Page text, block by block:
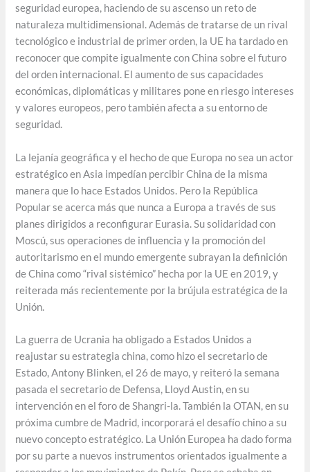
seguridad europea, haciendo de su ascenso un reto de
naturaleza multidimensional. Además de tratarse de un rival
tecnológico e industrial de primer orden, la UE ha tardado en
reconocer que compite igualmente con China sobre el futuro
del orden internacional. El aumento de sus capacidades
económicas, diplomáticas y militares pone en riesgo intereses
y valores europeos, pero también afecta a su entorno de
seguridad.
La lejanía geográfica y el hecho de que Europa no sea un actor
estratégico en Asia impedían percibir China de la misma
manera que lo hace Estados Unidos. Pero la República
Popular se acerca más que nunca a Europa a través de sus
planes dirigidos a reconfigurar Eurasia. Su solidaridad con
Moscú, sus operaciones de influencia y la promoción del
autoritarismo en el mundo emergente subrayan la definición
de China como “rival sistémico” hecha por la UE en 2019, y
reiterada más recientemente por la brújula estratégica de la
Unión.
La guerra de Ucrania ha obligado a Estados Unidos a
reajustar su estrategia china, como hizo el secretario de
Estado, Antony Blinken, el 26 de mayo, y reiteró la semana
pasada el secretario de Defensa, Lloyd Austin, en su
intervención en el foro de Shangri-la. También la OTAN, en su
próxima cumbre de Madrid, incorporará el desafío chino a su
nuevo concepto estratégico. La Unión Europea ha dado forma
por su parte a nuevos instrumentos orientados igualmente a